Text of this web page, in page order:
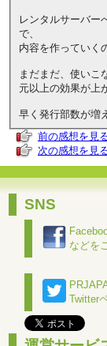
レンタルサーバー
で、
内容を作っていく
まだまだ、使いこ
元以上の効果が上
早く発行部数が増
前の感想を見
次の感想を見
SNS
などを
Twitter